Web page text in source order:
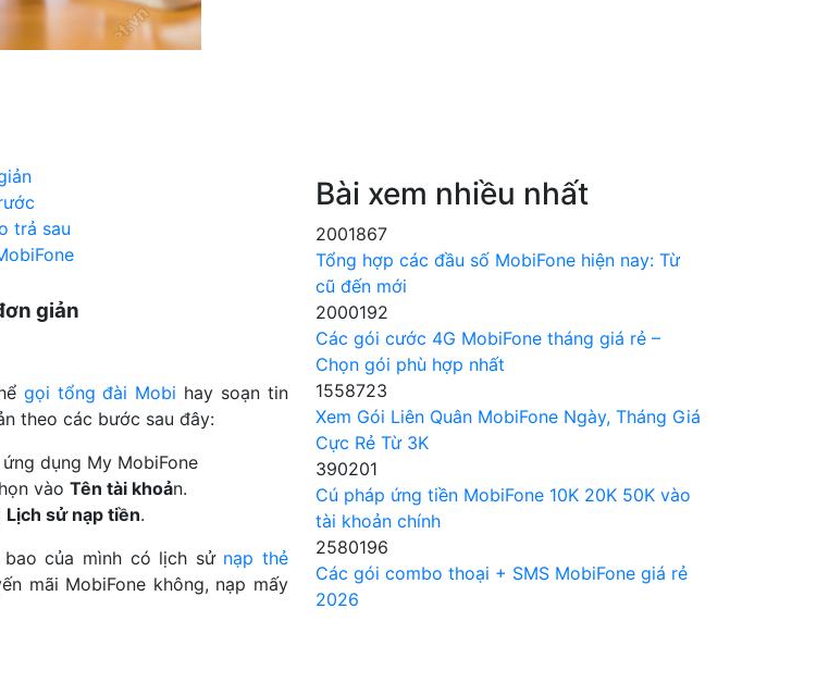
trả sau
giản
gọi tổng đài Mobi hay soạn tin
theo các bước sau đây:
dụng My MobiFone
vào Tên tài khoản.
Lịch sử nạp tiền.
của mình có lịch sử nạp thẻ
mãi MobiFone không, nạp mấy
Bài xem nhiều nhất
2001867
Tổng hợp các đầu số MobiFone hiện nay: Từ
cũ đến mới
2000192
Các gói cước 4G MobiFone tháng giá rẻ –
Chọn gói phù hợp nhất
1558723
Xem Gói Liên Quân MobiFone Ngày, Tháng Giá
Cực Rẻ Từ 3K
390201
Cú pháp ứng tiền MobiFone 10K 20K 50K vào
tài khoản chính
2580196
Các gói combo thoại + SMS MobiFone giá rẻ
2026